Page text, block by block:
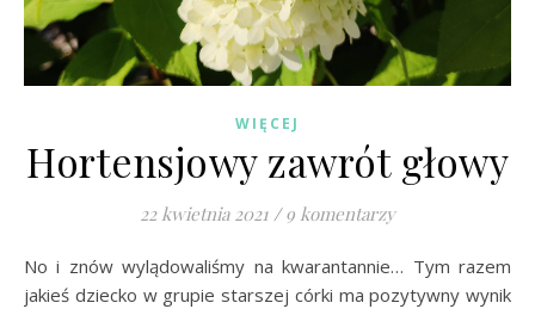
WIĘCEJ
Hortensjowy zawrót głowy
22 kwietnia 2021 / 9 komentarzy
No i znów wylądowaliśmy na kwarantannie… Tym razem
jakieś dziecko w grupie starszej córki ma pozytywny wynik